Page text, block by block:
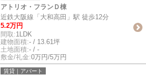
アトリオ・フランＤ棟
近鉄大阪線「大和高田」駅 徒歩12分
5.2万円
間取:1LDK
建物面積:- / 13.61坪
土地面積:- / -
敷金/礼金:0万円/5万円
賃貸｜アパート